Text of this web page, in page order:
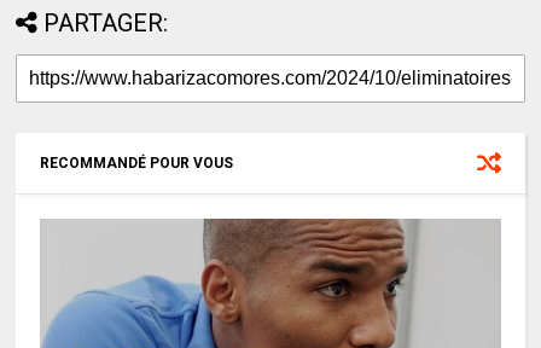
PARTAGER:
RECOMMANDÉ POUR VOUS